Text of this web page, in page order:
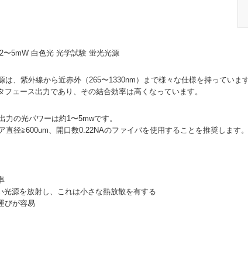
〜5mW 白色光 光学試験 蛍光光源
は、紫外線から近赤外（265〜1330nm）まで様々な仕様を持っていま
フェース出力であり、その結合効率は高くなっています。
力の光パワーは約1〜5mwです。
直径≧600um、開口数0.22NAのファイバを使用することを推奨します。
光源を放射し、これは小さな熱放散を有する
びが容易